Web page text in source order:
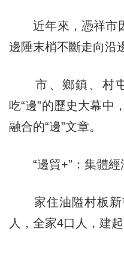
近年來，憑祥市因
邊陲末梢不斷走向沿
市、鄉鎮、村
吃“邊”的歷史大幕中
融合的“邊”文章。
“邊貿+”：集體經
家住油隘村板新
人，全家4口人，建